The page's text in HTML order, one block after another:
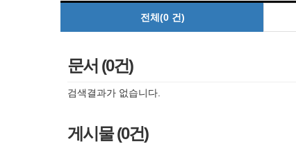
전체(0 건)
문서 (0건)
검색결과가 없습니다.
게시물 (0건)